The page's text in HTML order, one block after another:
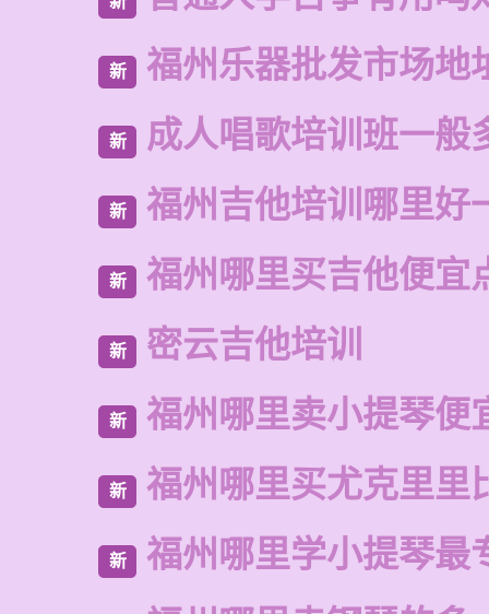
新 福州乐器批发市场地
新 成人唱歌培训班一般
新 福州吉他培训哪里好
新 福州哪里买吉他便宜
新 密云吉他培训
新 福州哪里卖小提琴便
新 福州哪里买尤克里里
新 福州哪里学小提琴最